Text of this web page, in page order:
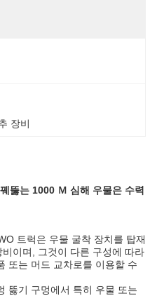
장비
뚫는 1000 Ｍ 심해 우물은 수력
트럭은 우물 굴착 장치를 탑재
이며, 그것이 다른 구성에 따라
또는 머드 교차로를 이용할 수
뚫기 구멍에서 특히 우물 또는